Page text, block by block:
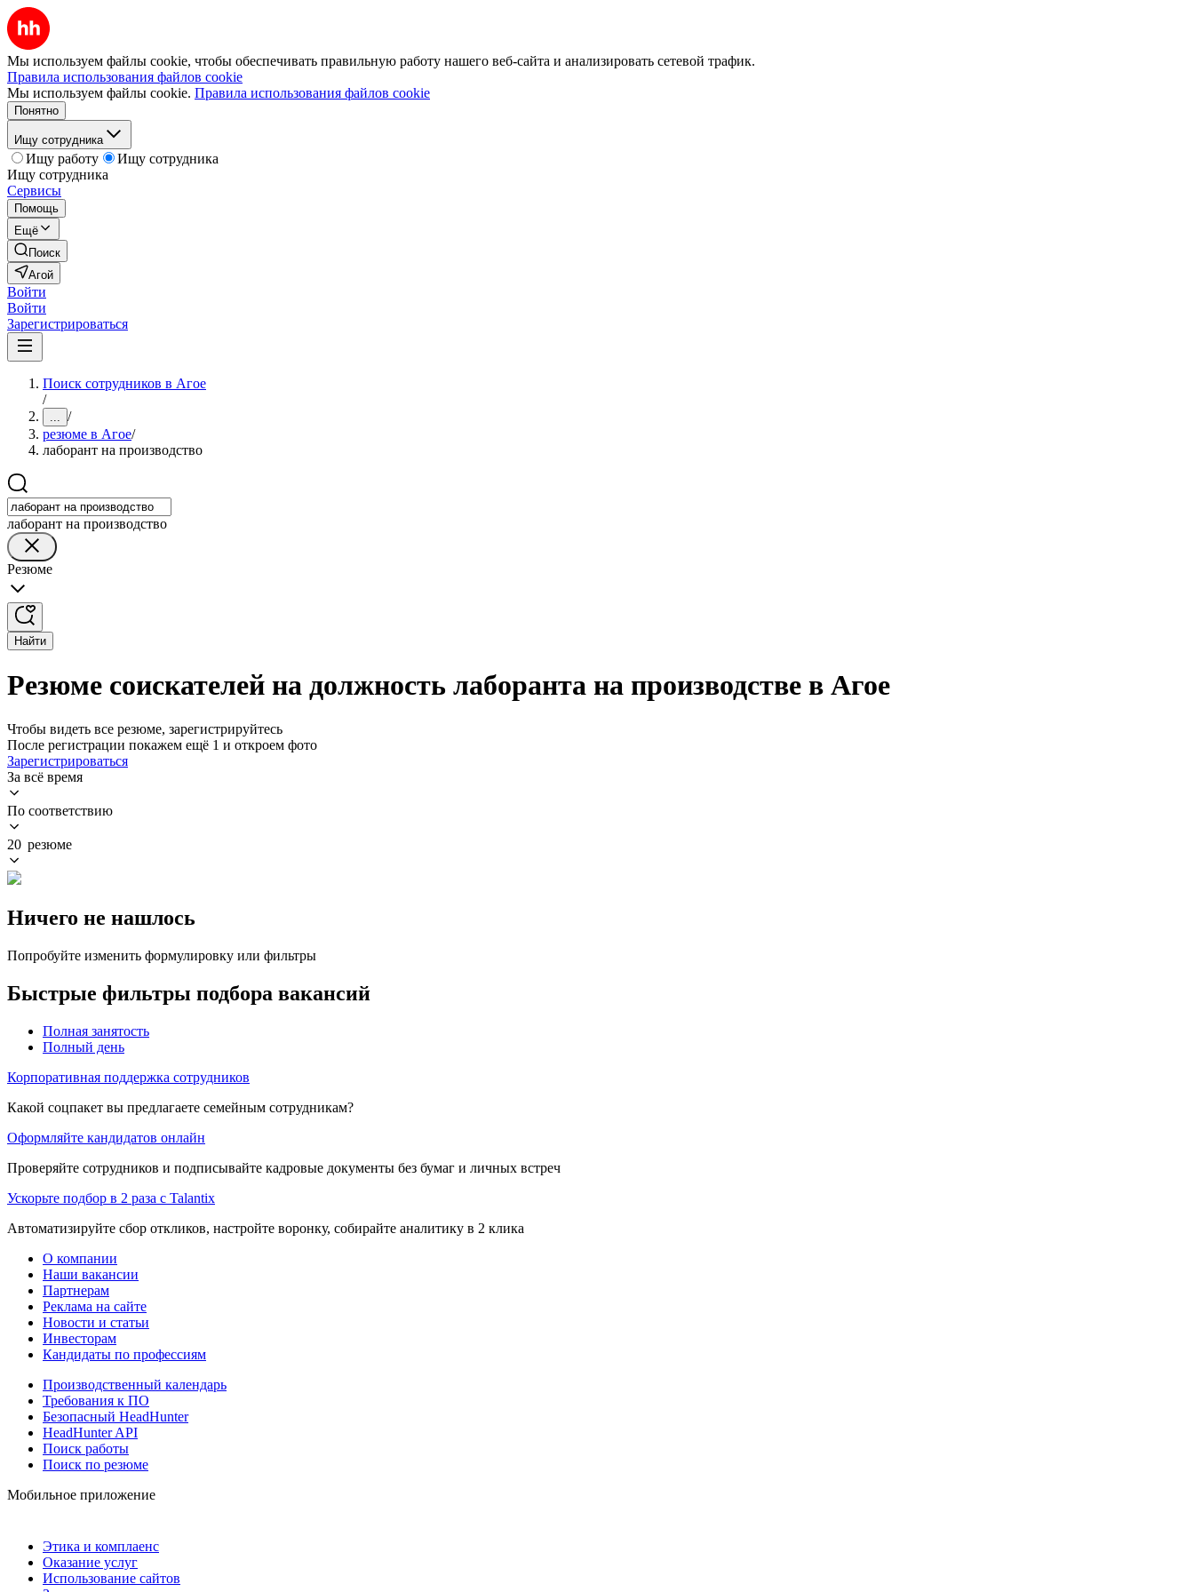
Мы используем файлы cookie, чтобы обеспечивать правильную работу нашего веб-сайта и анализировать сетевой трафик.
Правила использования файлов cookie
Мы используем файлы cookie. Правила использования файлов cookie
Понятно
Ищу сотрудника
Ищу работу
Ищу сотрудника
Ищу сотрудника
Сервисы
Помощь
Ещё
Поиск
Агой
Войти
Войти
Зарегистрироваться
Поиск сотрудников в Агое
/
... /
резюме в Агое/
лаборант на производство
лаборант на производство
Резюме
Найти
Резюме соискателей на должность лаборанта на производстве в Агое
Чтобы видеть все резюме, зарегистрируйтесь
После регистрации покажем ещё 1 и откроем фото
Зарегистрироваться
За всё время
По соответствию
20 резюме
Ничего не нашлось
Попробуйте изменить формулировку или фильтры
Быстрые фильтры подбора вакансий
Полная занятость
Полный день
Корпоративная поддержка сотрудников
Какой соцпакет вы предлагаете семейным сотрудникам?
Оформляйте кандидатов онлайн
Проверяйте сотрудников и подписывайте кадровые документы без бумаг и личных встреч
Ускорьте подбор в 2 раза с Talantix
Автоматизируйте сбор откликов, настройте воронку, собирайте аналитику в 2 клика
О компании
Наши вакансии
Партнерам
Реклама на сайте
Новости и статьи
Инвесторам
Кандидаты по профессиям
Производственный календарь
Требования к ПО
Безопасный HeadHunter
HeadHunter API
Поиск работы
Поиск по резюме
Мобильное приложение
Этика и комплаенс
Оказание услуг
Использование сайтов